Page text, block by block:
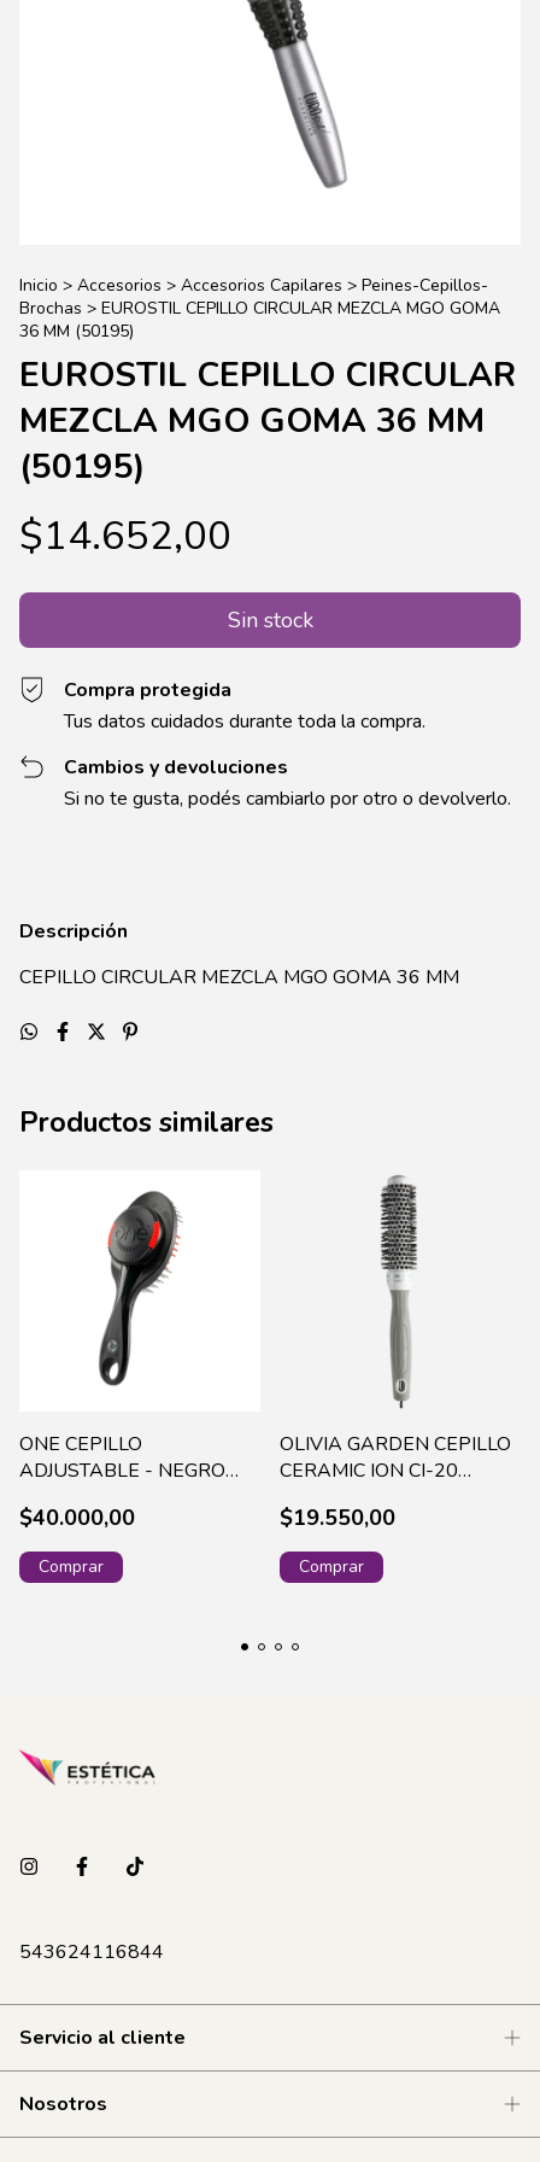
Inicio > Accesorios > Accesorios Capilares > Peines-Cepillos-
Brochas > EUROSTIL CEPILLO CIRCULAR MEZCLA MGO GOMA
36 MM (50195)
EUROSTIL CEPILLO CIRCULAR
MEZCLA MGO GOMA 36 MM
(50195)
$14.652,00
Compra protegida
Tus datos cuidados durante toda la compra.
Cambios y devoluciones
Si no te gusta, podés cambiarlo por otro o devolverlo.
Descripción
CEPILLO CIRCULAR MEZCLA MGO GOMA 36 MM
Productos similares
ONE CEPILLO
ADJUSTABLE - NEGRO
$40.000,00
OLIVIA GARDEN CEPILLO
CERAMIC ION CI-20
$19.550,00
543624116844
Servicio al cliente
Nosotros